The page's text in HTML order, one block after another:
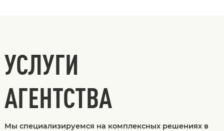
УСЛУГИ
АГЕНТСТВА
Мы специализируемся на комплексных решениях в